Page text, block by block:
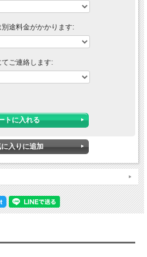
途料金がかかります:
ご連絡します: